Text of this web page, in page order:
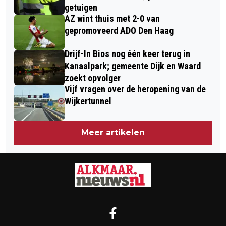
HEERHUGOWAARD SNEL ONDER
CONTROLE
getuigen
AZ wint thuis met 2-0 van
gepromoveerd ADO Den Haag
Drijf-In Bios nog één keer terug in
Kanaalpark; gemeente Dijk en Waard
zoekt opvolger
Vijf vragen over de heropening van de
Wijkertunnel
Meer artikelen